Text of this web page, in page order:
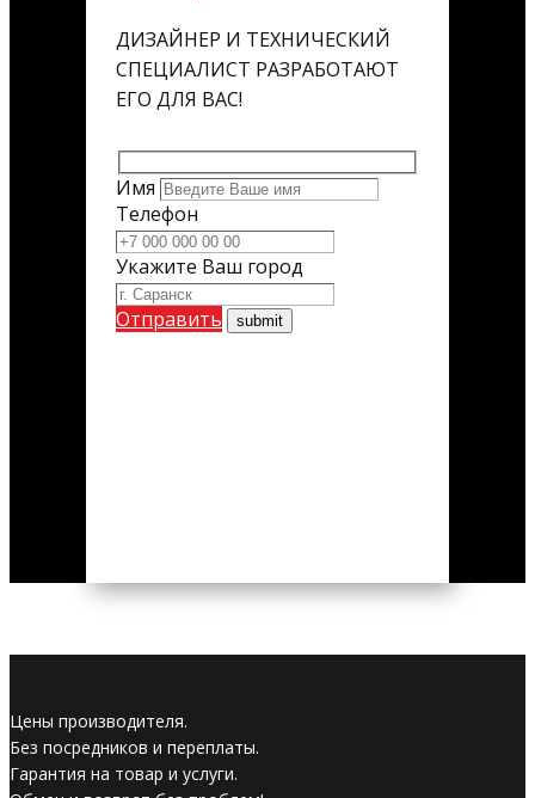
ДИЗАЙНЕР И ТЕХНИЧЕСКИЙ
СПЕЦИАЛИСТ РАЗРАБОТАЮТ
ЕГО ДЛЯ ВАС!
Имя
Телефон
Укажите Ваш город
Отправить
Цены производителя.
Без посредников и переплаты.
Гарантия на товар и услуги.